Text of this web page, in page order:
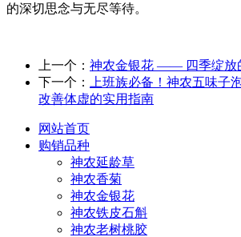
的深切思念与无尽等待。
上一个： 神农金银花 —— 四季绽放
下一个：
上班族必备！神农五味子
改善体虚的实用指南
网站首页
购销品种
神农延龄草
神农香菊
神农金银花
神农铁皮石斛
神农老树桃胶